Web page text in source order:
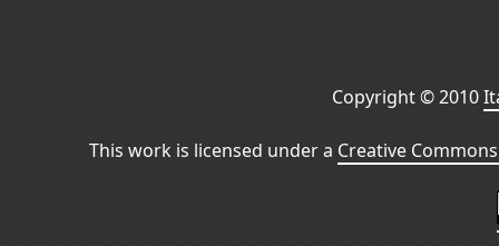
Copyright © 2010
This work is licensed under a Creative